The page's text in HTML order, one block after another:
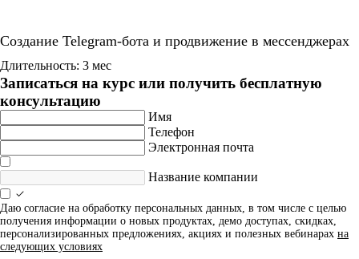
Создание Telegram-бота и продвижение в мессенджерах
Длительность: 3 мес
Записаться на курс или получить бесплатную
консультацию
Имя
Телефон
Электронная почта
Название компании
Даю согласие на обработку персональных данных, в том числе с целью
получения информации о новых продуктах, демо доступах, скидках,
персонализированных предложениях, акциях и полезных вебинарах на
следующих условиях